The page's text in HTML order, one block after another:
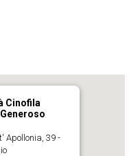
Cinofila
Apollonia, 39 -